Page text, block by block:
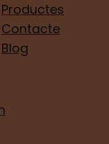
Productes
Contacte
Blog